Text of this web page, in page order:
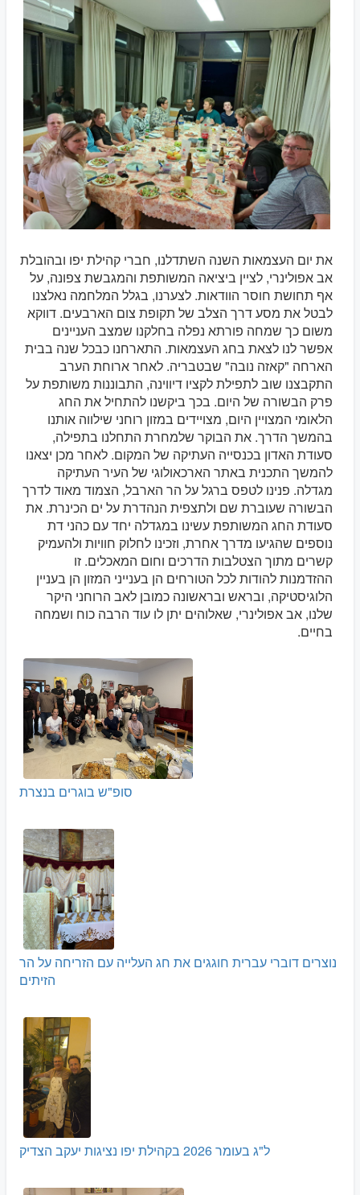
את יום העצמאות השנה השתדלנו, חברי קהילת יפו ובהובלת
אב אפולינרי, לציין ביציאה המשותפת והמגבשת צפונה, על
אף תחושת חוסר הוודאות. לצערנו, בגלל המלחמה נאלצנו
לבטל את מסע דרך הצלב של תקופת צום הארבעים. דווקא
משום כך שמחה פורתא נפלה בחלקנו שמצב העניינים
אפשר לנו לצאת בחג העצמאות. התארחנו כבכל שנה בבית
הארחה "קאזה נובה" שבטבריה. לאחר ארוחת הערב
התקבצנו שוב לתפילת לקציו דיווינה, התבוננות משותפת על
פרק הבשורה של היום. בכך ביקשנו להתחיל את החג
הלאומי המצויין היום, מצויידים במזון רוחני שילווה אותנו
בהמשך הדרך. את הבוקר שלמחרת התחלנו בתפילה,
סעודת האדון בכנסייה העתיקה של המקום. לאחר מכן יצאנו
להמשך התכנית באתר הארכאולוגי של העיר העתיקה
מגדלה. פנינו לטפס ברגל על הר הארבל, הצמוד מאוד לדרך
הבשורה שעוברת שם ולתצפית הנהדרת על ים הכינרת. את
סעודת החג המשותפת עשינו במגדלה יחד עם כהני דת
נוספים שהגיעו מדרך אחרת, וזכינו לחלוק חוויות ולהעמיק
קשרים מתוך הצטלבות הדרכים וחום המאכלים. זו
ההזדמנות להודות לכל הטורחים הן בענייני המזון הן בעניין
הלוגיסטיקה, ובראש ובראשונה כמובן לאב הרוחני היקר
שלנו, אב אפולינרי, שאלוהים יתן לו עוד הרבה כוח ושמחה
בחיים.
סופ"ש בוגרים בנצרת
נוצרים דוברי עברית חוגגים את חג העלייה עם הזריחה על הר
הזיתים
ל"ג בעומר 2026 בקהילת יפו נציגות יעקב הצדיק